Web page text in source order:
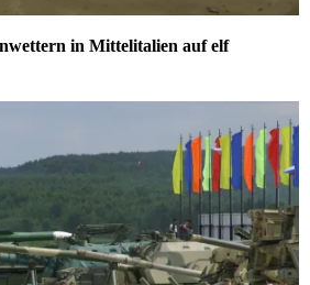
in Mittelitalien auf elf